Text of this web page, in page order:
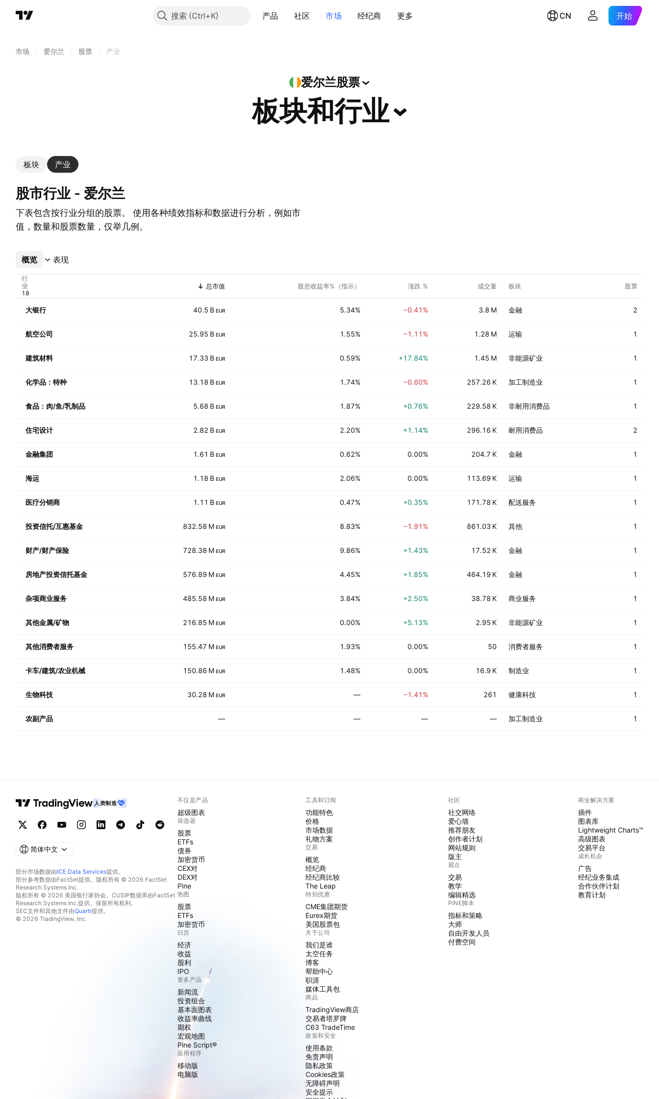
搜索 产品 社区 市场 经纪商 更多 CN 开始
市场 爱尔兰 股票 产业
爱尔兰股票
板块和行业
板块 产业
股市行业 - 爱尔兰
下表包含按行业分组的股票。 使用各种绩效指标和数据进行分析，例如市
值，数量和股票数量，仅举几例。
概览 表现
更多
行
业
总市值 股息收益率%（指示） 涨跌 % 成交量 板块 股票
大银行 40.5 B EUR 5.34% −0.41% 3.8 M 金融 2
航空公司 25.95 B EUR 1.55% −1.11% 1.28 M 运输 1
建筑材料 17.33 B EUR 0.59% +17.84% 1.45 M 非能源矿业 1
化学品：特种 13.18 B EUR 1.74% −0.60% 257.26 K 加工制造业 1
食品：肉/鱼/乳制品 5.68 B EUR 1.87% +0.76% 229.58 K 非耐用消费品 1
住宅设计 2.82 B EUR 2.20% +1.14% 296.16 K 耐用消费品 2
金融集团 1.61 B EUR 0.62% 0.00% 204.7 K 金融 1
海运 1.18 B EUR 2.06% 0.00% 113.69 K 运输 1
医疗分销商 1.11 B EUR 0.47% +0.35% 171.78 K 配送服务 1
投资信托/互惠基金 832.58 M EUR 8.83% −1.91% 861.03 K 其他 1
财产/财产保险 728.38 M EUR 9.86% +1.43% 17.52 K 金融 1
房地产投资信托基金 576.89 M EUR 4.45% +1.85% 464.19 K 金融 1
杂项商业服务 485.58 M EUR 3.84% +2.50% 38.78 K 商业服务 1
其他金属/矿物 216.85 M EUR 0.00% +5.13% 2.95 K 非能源矿业 1
其他消费者服务 155.47 M EUR 1.93% 0.00% 50 消费者服务 1
卡车/建筑/农业机械 150.86 M EUR 1.48% 0.00% 16.9 K 制造业 1
生物科技 30.28 M EUR — −1.41% 261 健康科技 1
农副产品 — — — — 加工制造业 1
人类制造
简体中文
部分市场数据由ICE Data Services提供。
部分参考数据由FactSet提供。版权所有 © 2026 FactSet
Research Systems Inc.
版权所有 © 2026 美国银行家协会。CUSIP数据库由FactSet
Research Systems Inc.提供。保留所有权利。
SEC文件和其他文件由Quartr提供。
© 2026 TradingView, Inc.
不仅是产品
超级图表
筛选器
股票
ETFs
债券
加密货币
CEX对
DEX对
Pine
热图
股票
ETFs
加密货币
日历
经济
收益
股利
IPO
更多产品
新闻流
投资组合
基本面图表
收益率曲线
期权
宏观地图
Pine Script®
应用程序
移动版
电脑版
工具和订阅
功能特色
价格
市场数据
礼物方案
交易
概览
经纪商
经纪商比较
The Leap
特别优惠
CME集团期货
Eurex期货
美国股票包
关于公司
我们是谁
太空任务
博客
帮助中心
职涯
媒体工具包
商品
TradingView商店
交易者塔罗牌
C63 TradeTime
政策和安全
使用条款
免责声明
隐私政策
Cookies政策
无障碍声明
安全提示
社区
社交网络
爱心墙
推荐朋友
创作者计划
网站规则
版主
观点
交易
教学
编辑精选
PINE脚本
指标和策略
大师
自由开发人员
付费空间
商业解决方案
插件
图表库
Lightweight Charts™
高级图表
交易平台
成长机会
广告
经纪业务集成
合作伙伴计划
教育计划